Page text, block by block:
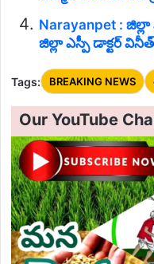
Narayanpet :
జిల్లా ఎస్పీ డాక్టర్
Tags: BREAKING NEWS
Our YouTube